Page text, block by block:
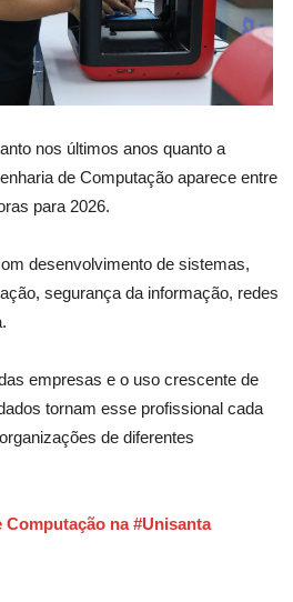
nos últimos anos quanto a
de Computação aparece entre
para 2026.
desenvolvimento de sistemas,
segurança da informação, redes
empresas e o uso crescente de
tornam esse profissional cada
de diferentes
Computação na #Unisanta